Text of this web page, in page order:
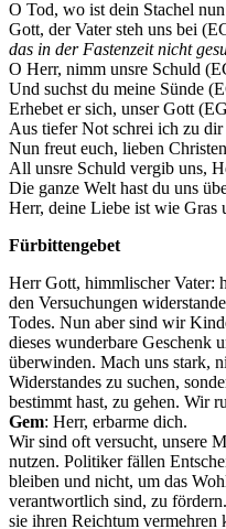
O Tod, wo ist dein Stachel
Gott, der Vater steh uns bei
das in der Fastenzeit nicht
O Herr, nimm unsre Schuld
Und suchst du meine Sünde
Erhebet er sich, unser Gott
Aus tiefer Not schrei ich zu
Nun freut euch, lieben
All unsre Schuld vergib uns,
Die ganze Welt hast du uns
Herr, deine Liebe ist wie
Fürbittengebet
Herr Gott, himmlischer Vater:
den Versuchungen
Todes. Nun aber sind wir
dieses wunderbare Geschenk
überwinden. Mach uns stark,
Widerstandes zu suchen,
bestimmt hast, zu gehen. Wir
Gem: Herr, erbarme dich.
Wir sind oft versucht, unsere
nutzen. Politiker fällen
bleiben und nicht, um das
verantwortlich sind, zu
sie ihren Reichtum vermehren